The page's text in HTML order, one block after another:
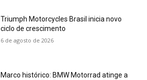
Triumph Motorcycles Brasil inicia novo
ciclo de crescimento
6 de agosto de 2026
Marco histórico: BMW Motorrad atinge a